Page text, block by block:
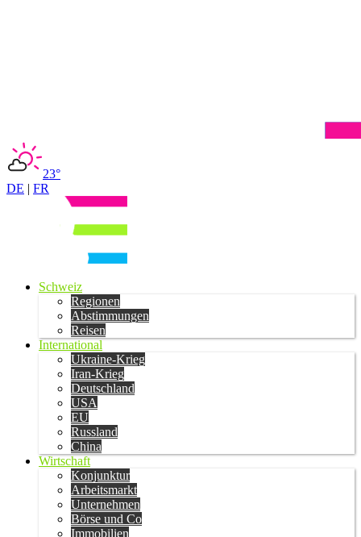
23°
DE | FR
Schweiz
Regionen
Abstimmungen
Reisen
International
Ukraine-Krieg
Iran-Krieg
Deutschland
USA
EU
Russland
China
Wirtschaft
Konjunktur
Arbeitsmarkt
Unternehmen
Börse und Co
Immobilien